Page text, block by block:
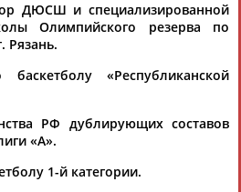
баскетбол в России
(очки) в протокол, который по
всеми судьями.
СТАДИОН
неофициальные правила для
в 2026 году Правил для
, директор АНО "Талант и Арбитр"
ДЮСШ и специализированной
Олимпийского резерва по
Рязань.
«Республиканской
РФ дублирующих составов
«А».
1-й категории.